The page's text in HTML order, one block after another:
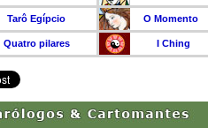
Tarô Egípcio
Quatro pilares
O Momento
I Ching